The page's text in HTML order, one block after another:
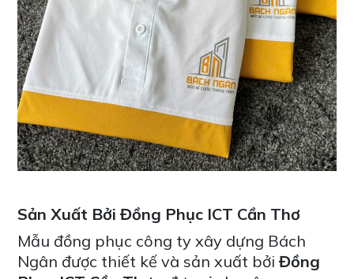
Sản Xuất Bởi Đồng Phục ICT Cần Thơ
Mẫu đồng phục công ty xây dựng Bách
Ngân được thiết kế và sản xuất bởiĐồng